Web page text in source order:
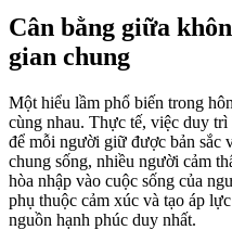
Cân bằng giữa
gian chung
Một hiểu lầm phổ biến trong
cùng nhau. Thực tế, việc duy
để mỗi người giữ được bản sắc
chung sống, nhiều người cảm
hòa nhập vào cuộc sống của
phụ thuộc cảm xúc và tạo áp
nguồn hạnh phúc duy nhất.